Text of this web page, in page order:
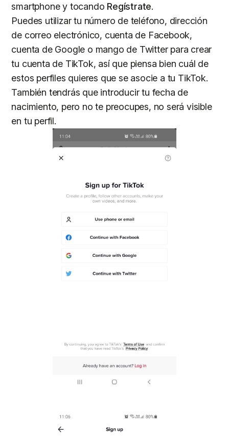
smartphone y tocando Regístrate.
Puedes utilizar tu número de teléfono, dirección
de correo electrónico, cuenta de Facebook,
cuenta de Google o mango de Twitter para crear
tu cuenta de TikTok, así que piensa bien cuál de
estos perfiles quieres que se asocie a tu TikTok.
También tendrás que introducir tu fecha de
nacimiento, pero no te preocupes, no será visible
en tu perfil.